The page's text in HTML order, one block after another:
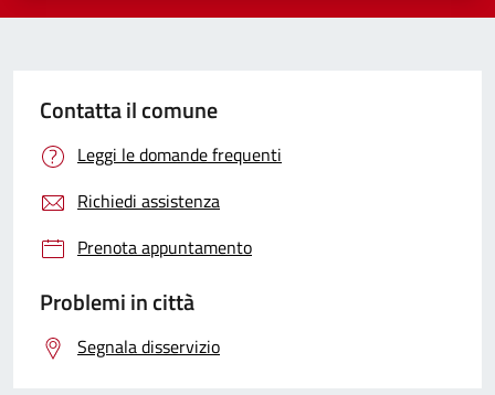
Contatta il comune
Leggi le domande frequenti
Richiedi assistenza
Prenota appuntamento
Problemi in città
Segnala disservizio